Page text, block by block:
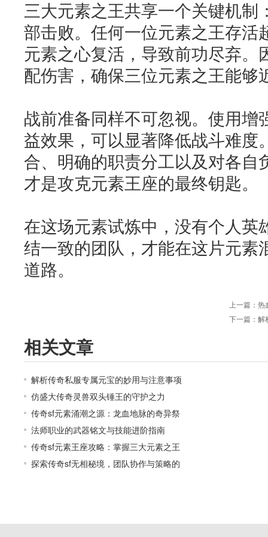
三大元素之王共享一个关键机制
部击败。任何一位元素之王存活
元素之心复活，导致前功尽弃。
配伤害，确保三位元素之王能够
战前准备同样不可忽视。使用增
益效果，可以显著降低战斗难度
合、明确的职责分工以及对各自
才是攻克元素王座的最终钥匙。
在这场元素试炼中，没有个人英
结一致的团队，才能在这片元素
道路。
上一篇： 热
下一篇： 解
相关文章
解析传奇私服专属元宝的妙用与注意事项
仿盛大传奇灵兽双头锤王的守护之力
传奇sf元素涌潮之源：龙血地脉的奇异祭
法师职业的武器铭文与技能进阶指南
传奇sf元素王座攻略：掌握三大元素之王
探索传奇sf无相秘境，团队协作与策略的